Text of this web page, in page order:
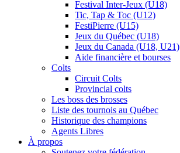
Festival Inter-Jeux (U18)
Tic, Tap & Toc (U12)
FestiPierre (U15)
Jeux du Québec (U18)
Jeux du Canada (U18, U21)
Aide financière et bourses
Colts
Circuit Colts
Provincial colts
Les boss des brosses
Liste des tournois au Québec
Historique des champions
Agents Libres
À propos